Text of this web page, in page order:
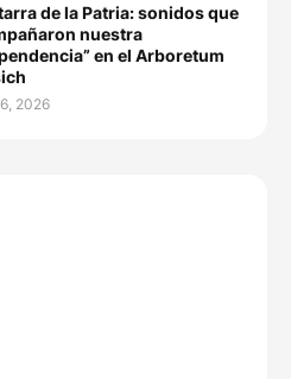
de la Patria: sonidos que
nuestra
en el Arboretum
2026